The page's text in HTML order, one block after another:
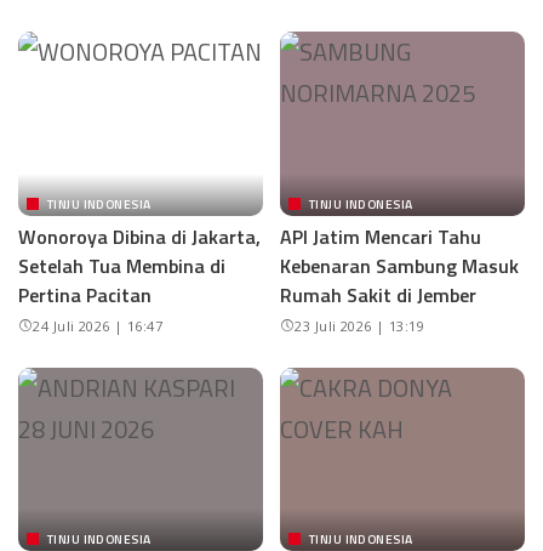
TINJU INDONESIA
Wonoroya Dibina di Jakarta,
Setelah Tua Membina di
Pertina Pacitan
24 Juli 2026 | 16:47
TINJU INDONESIA
API Jatim Mencari Tahu
Kebenaran Sambung Masuk
Rumah Sakit di Jember
23 Juli 2026 | 13:19
TINJU INDONESIA TINJU INDONESIA